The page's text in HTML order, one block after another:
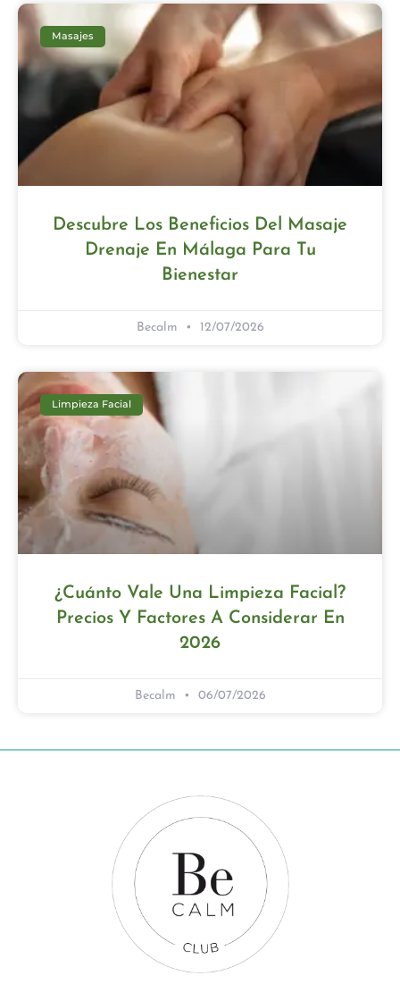
Masajes
Descubre Los Beneficios Del Masaje
Drenaje En Málaga Para Tu
Bienestar
Becalm 12/07/2026
Limpieza Facial
¿Cuánto Vale Una Limpieza Facial?
Precios Y Factores A Considerar En
2026
Becalm 06/07/2026